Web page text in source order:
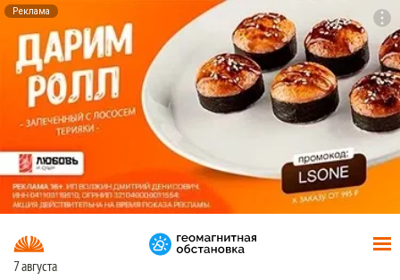
Реклама
7 августа